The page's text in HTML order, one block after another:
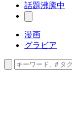
話題沸騰中
漫画
グラビア